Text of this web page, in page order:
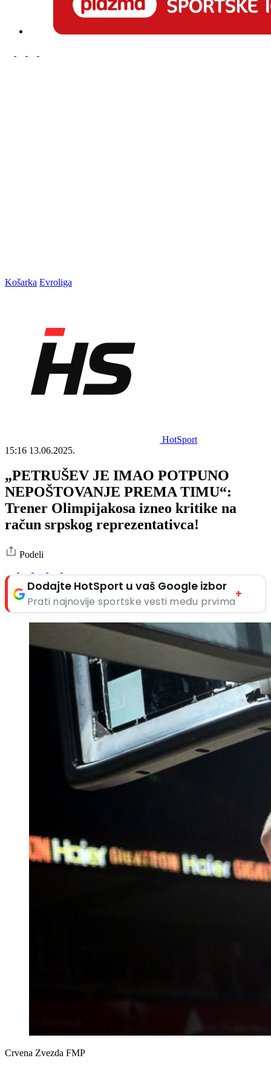
Košarka Evroliga
HotSport
15:16 13.06.2025.
„PETRUŠEV JE IMAO POTPUNO
NEPOŠTOVANJE PREMA TIMU“:
Trener Olimpijakosa izneo kritike na
račun srpskog reprezentativca!
Podeli
Dodajte HotSport u vaš Google izbor
Prati najnovije sportske vesti među prvima
+
Crvena Zvezda FMP